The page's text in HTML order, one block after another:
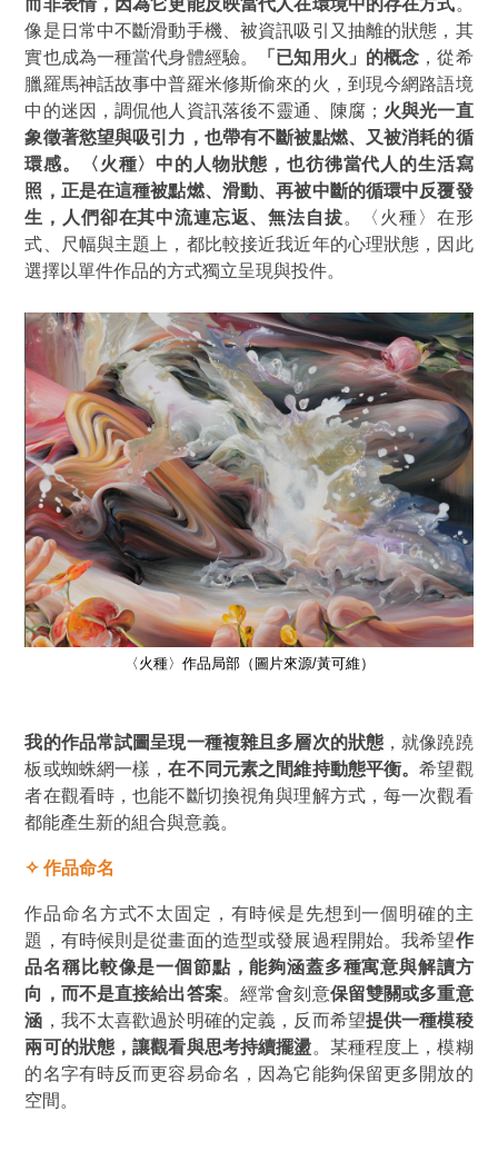
而非表情，因為它更能反映當代人在環境中的存在方式。
像是日常中不斷滑動手機、被資訊吸引又抽離的狀態，其
實也成為一種當代身體經驗。
「已知用火」的概念 ，從希
臘羅馬神話故事中普羅米修斯偷來的火，到現今網路語境
中的迷因，調侃他人資訊落後不靈通、陳腐； 火與光一直
象徵著慾望與吸引力，也帶有不斷被點燃、又被消耗的循
環感。〈火種〉中的人物狀態，也彷彿當代人的生活寫
照，正是在這種被點燃、滑動、再被中斷的循環中反覆發
生，人們卻在其中流連忘返、無法自拔。
〈火種〉在形
式、尺幅與主題上，都比較接近我近年的心理狀態，因此
選擇以單件作品的方式獨立呈現與投件。
〈火種〉作品局部（圖片來源/黃可維）
我的作品常試圖呈現一種複雜且多層次的狀態 ，就像蹺蹺
板或蜘蛛網一樣，在不同元素之間維持動態平衡。希望觀
者在觀看時，也能不斷切換視角與理解方式，每一次觀看
都能產生新的組合與意義。
✧作品命名
作品命名方式不太固定，有時候是先想到一個明確的主
題，有時候則是從畫面的造型或發展過程開始。我希望作
品名稱比較像是一個節點，能夠涵蓋多種寓意與解讀方
向，而不是直接給出答案。經常會刻意保留雙關或多重意
涵 ，我不太喜歡過於明確的定義，反而希望提供一種模稜
兩可的狀態，讓觀看與思考持續擺盪。某種程度上，模糊
的名字有時反而更容易命名，因為它能夠保留更多開放的
空間。